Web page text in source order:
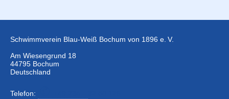
Schwimmverein Blau-Weiß Bochum von 1896 e. V.
Am Wiesengrund 18
44795 Bochum
Deutschland
Telefon: